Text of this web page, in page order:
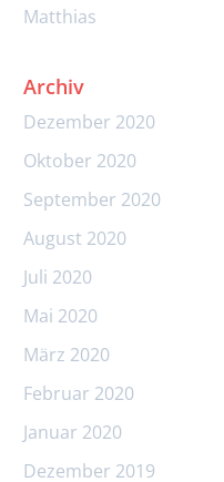
Matthias
Archiv
Dezember 2020
Oktober 2020
September 2020
August 2020
Juli 2020
Mai 2020
März 2020
Februar 2020
Januar 2020
Dezember 2019